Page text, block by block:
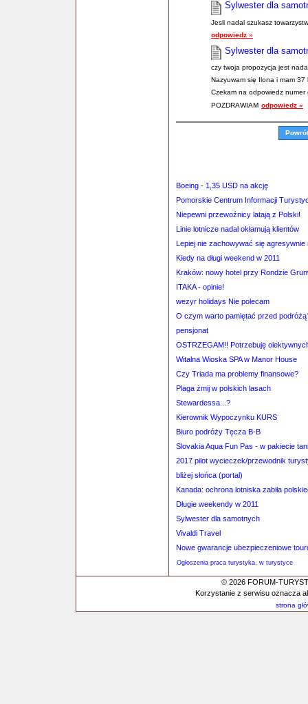
Sylwester dla
Jesli nadal szukasz
odpowiedz »
Sylwester dla
czy twoja propozycja jest
Nazyuwam się Ilona i mam
Czekam na odpowiedz
POZDRAWIAM odpowiedz »
Boeing - 1,35 USD na akcję
Pomorskie Centrum Informacji
Niepewni przewoźnicy latają z Polski!
Linie lotnicze nadal okłamują klientów
Lepiej nie zachowywać się agresywnie
Kiedy na długi weekend w 2011
Kraków: nowy hotel przy Rondzie
ITAKA - opinie!
wezyr holidays Nie polecam
O czym warto pamiętać przed
pensjonat
OSTRZEGAM!! Potrzebuję
Witalna Wioska SPA w Manor House
Czy Triada ma problemy finansowe?
Plaga żmij w polskich lasach
Stewardessa...?
Kierownik Wypoczynku KURS
Biuro podróży Tęcza B-B
Slovakia Aqua Fun Pas - w pakiecie
2017 pilot wycieczek/przewodnik
bliżej słońca (portal)
Kanada: ochrona lotniska zabiła
Długie weekendy w 2011
Sylwester dla samotnych
Vivaldi Travel
Nowe gwarancje ubezpieczeniowe
Ogłoszenia praca turystyka, w turystyce
© 2026 FORUM-
Korzystanie z serwisu oznacza
strona